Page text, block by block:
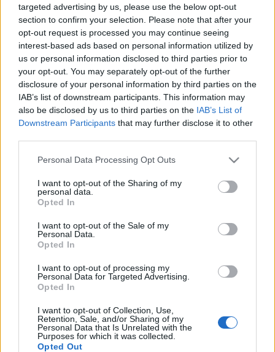
targeted advertising by us, please use the below opt-out
section to confirm your selection. Please note that after your
opt-out request is processed you may continue seeing
interest-based ads based on personal information utilized by
us or personal information disclosed to third parties prior to
your opt-out. You may separately opt-out of the further
disclosure of your personal information by third parties on the
IAB’s list of downstream participants. This information may
also be disclosed by us to third parties on the IAB’s List of
Downstream Participants that may further disclose it to other
Please note that this website/app uses one or more Google
not limited to your visit or usage behaviour. You may click to
grant or deny consent to Google and its third-party tags to
use your data for below specified purposes in below Google
consent section.
Personal Data Processing Opt Outs
I want to opt-out of the Sharing of my
personal data.
Opted In
I want to opt-out of the Sale of my
Personal Data.
Opted In
I want to opt-out of processing my
Personal Data for Targeted Advertising.
Opted In
I want to opt-out of Collection, Use,
Retention, Sale, and/or Sharing of my
Personal Data that Is Unrelated with the
Purposes for which it was collected.
Opted Out
A csere résztvevői, szerbiai, erdélyi és helyi fiatal
színi növendékek, péntektől kezdték az ismerkedést.
A hétvége folyamán különböző szituációs
gyakorlatok segítségével egymás
munkamódszereivel is megismerkedhettek. Így a
mai nap folyamán sor kerülhetett az első
komolyabb szakmai munkát igénylő feladatra is.
drámájából kiindulva, szabad asszociációkra,
gondolják tovább az egyén-közösség viszonyt a
kirekesztettség, intolerancia-tolerancia fogalmak
keretek között. A rendelkezésre álló pár óra alatt
érdekes jelenetek/előadások születésének lehettünk
elkészült jelenetek, így láthattunk csupán zenére és
mozgáskombinációkra alapozó összeállítást a
groteszkbe áthajló interpretációját a kiszolgáltatott,
és reagálni nem hajlandó egyén, valamint az őt
gyötrő úri/úriaskodó közösség között.